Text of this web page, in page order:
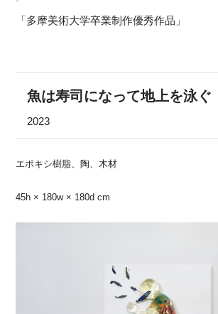
「多摩美術大学卒業制作優秀作品」
魚は寿司になって地上を泳ぐ
2023
エポキシ樹脂、陶、木材
45h × 180w × 180d cm